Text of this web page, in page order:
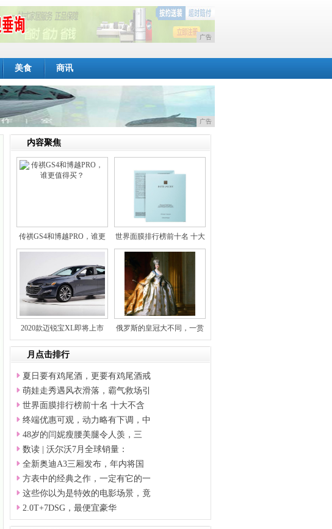
广告
美食 商讯
广告
内容聚焦
传祺GS4和博越PRO，谁更
值
世界面膜排行榜前十名 十大
不含
2020款迈锐宝XL即将上市
俄罗斯的皇冠大不同，一赏
俄式珠
月点击排行
夏日要有鸡尾酒，更要有鸡尾酒戒
萌娃走秀遇风衣滑落，霸气救场引
世界面膜排行榜前十名 十大不含
终端优惠可观，动力略有下调，中
48岁的闫妮瘦腰美腿令人羡，三
数读 | 沃尔沃7月全球销量：
全新奥迪A3三厢发布，年内将国
方表中的经典之作，一定有它的一
这些你以为是特效的电影场景，竟
2.0T+7DSG，最便宜豪华